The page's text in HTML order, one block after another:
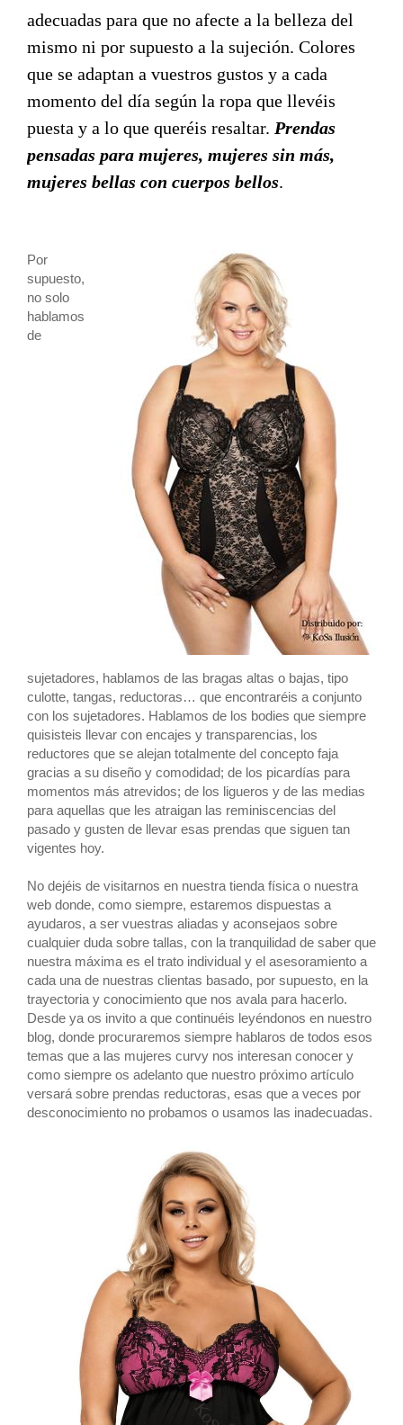
adecuadas para que no afecte a la belleza del
mismo ni por supuesto a la sujeción. Colores
que se adaptan a vuestros gustos y a cada
momento del día según la ropa que llevéis
puesta y a lo que queréis resaltar. Prendas
pensadas para mujeres, mujeres sin más,
mujeres bellas con cuerpos bellos.
Por
supuesto,
no solo
hablamos
de
sujetadores, hablamos de las bragas altas o bajas, tipo
culotte, tangas, reductoras… que encontraréis a conjunto
con los sujetadores. Hablamos de los bodies que siempre
quisisteis llevar con encajes y transparencias, los
reductores que se alejan totalmente del concepto faja
gracias a su diseño y comodidad; de los picardías para
momentos más atrevidos; de los ligueros y de las medias
para aquellas que les atraigan las reminiscencias del
pasado y gusten de llevar esas prendas que siguen tan
vigentes hoy.
No dejéis de visitarnos en nuestra tienda física o nuestra
web donde, como siempre, estaremos dispuestas a
ayudaros, a ser vuestras aliadas y aconsejaos sobre
cualquier duda sobre tallas, con la tranquilidad de saber que
nuestra máxima es el trato individual y el asesoramiento a
cada una de nuestras clientas basado, por supuesto, en la
trayectoria y conocimiento que nos avala para hacerlo.
Desde ya os invito a que continuéis leyéndonos en nuestro
blog, donde procuraremos siempre hablaros de todos esos
temas que a las mujeres curvy nos interesan conocer y
como siempre os adelanto que nuestro próximo artículo
versará sobre prendas reductoras, esas que a veces por
desconocimiento no probamos o usamos las inadecuadas.